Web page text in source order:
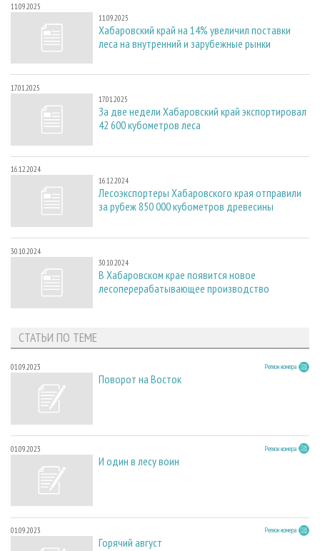
11.09.2025
11.09.2025
Хабаровский край на 14% увеличил поставки
леса на внутренний и зарубежные рынки
17.01.2025
17.01.2025
За две недели Хабаровский край экспортировал
42 600 кубометров леса
16.12.2024
16.12.2024
Лесоэкспортеры Хабаровского края отправили
за рубеж 850 000 кубометров древесины
30.10.2024
30.10.2024
В Хабаровском крае появится новое
лесоперерабатывающее производство
СТАТЬИ ПО ТЕМЕ
01.09.2023 Регион номера
Поворот на Восток
01.09.2023 Регион номера
И один в лесу воин
01.09.2023 Регион номера
Горячий август